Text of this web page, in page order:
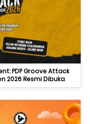
PDP Groove Attack
2026 Resmi Dibuka